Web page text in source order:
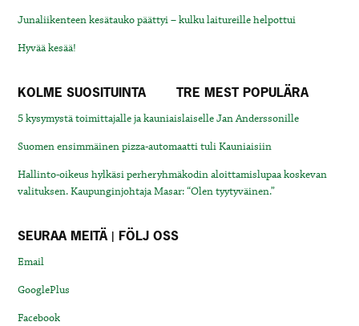
Junaliikenteen kesätauko päättyi – kulku laitureille helpottui
Hyvää kesää!
KOLME SUOSITUINTA TRE MEST POPULÄRA
5 kysymystä toimittajalle ja kauniaislaiselle Jan Anderssonille
Suomen ensimmäinen pizza-automaatti tuli Kauniaisiin
Hallinto-oikeus hylkäsi perheryhmäkodin aloittamislupaa koskevan
valituksen. Kaupunginjohtaja Masar: “Olen tyytyväinen.”
SEURAA MEITÄ | FÖLJ OSS
Email
GooglePlus
Facebook